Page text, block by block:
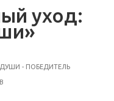
уход:
- ПОБЕДИТЕЛЬ